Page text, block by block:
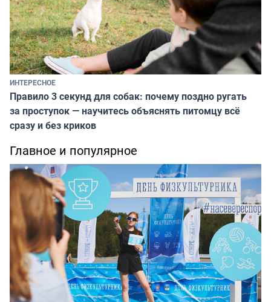
ИНТЕРЕСНОЕ
Правило 3 секунд для собак: почему поздно ругать
за проступок — научитесь объяснять питомцу всё
сразу и без криков
Главное и популярное